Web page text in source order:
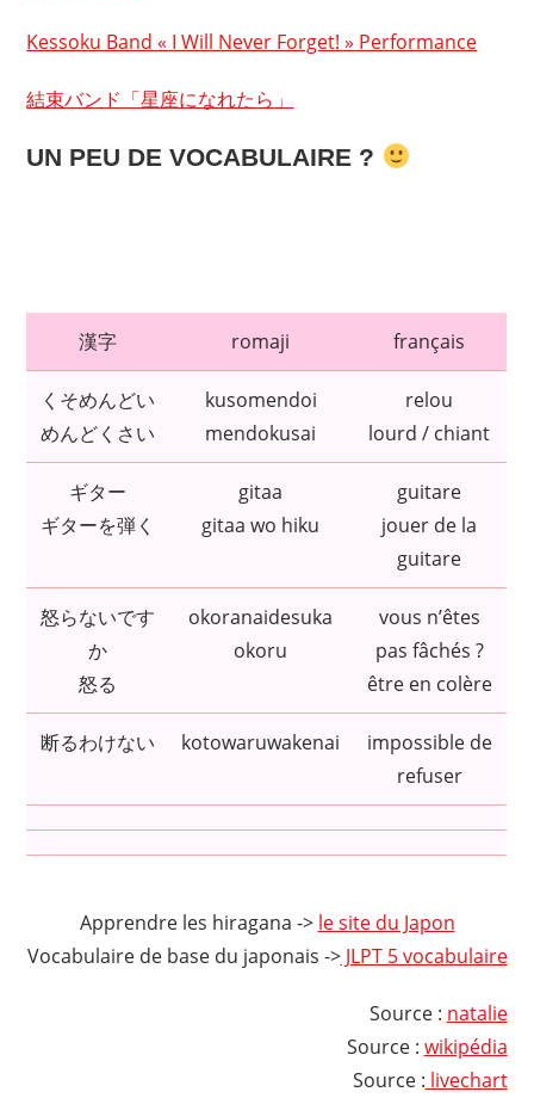
Kessoku Band « I Will Never Forget! » Performance
結束バンド「星座になれたら」
UN PEU DE VOCABULAIRE ?
漢字 romaji français
くそめんどい
めんどくさい
kusomendoi
mendokusai
relou
lourd / chiant
ギター
ギターを弾く
gitaa
gitaa wo hiku
guitare
jouer de la
guitare
怒らないです
か
怒る
okoranaidesuka
okoru
vous n’êtes
pas fâchés ?
être en colère
断るわけない kotowaruwakenai
impossible de
refuser
Apprendre les hiragana -> le site du Japon
Vocabulaire de base du japonais ->JLPT 5 vocabulaire
Source : natalie
Source : wikipédia
Source : livechart